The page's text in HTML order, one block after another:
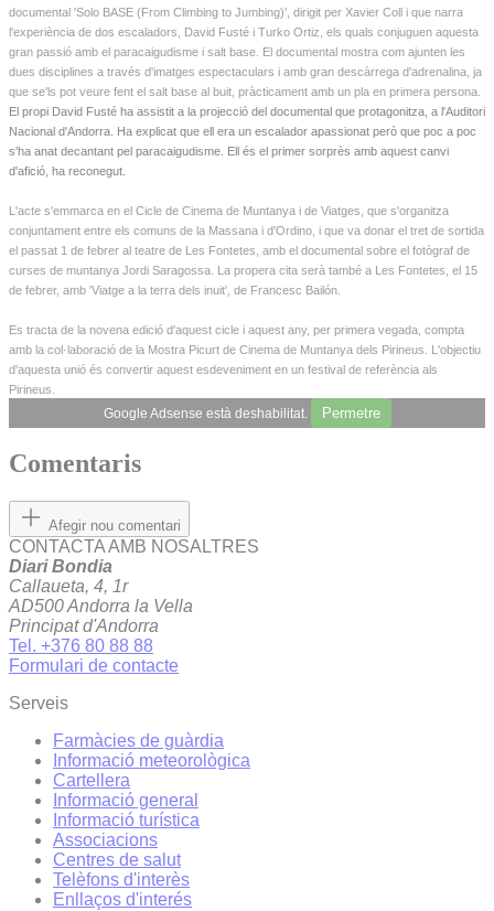
documental 'Solo BASE (From Climbing to Jumbing)', dirigit per Xavier Coll i que narra
l'experiència de dos escaladors, David Fusté i Turko Ortiz, els quals conjuguen aquesta
gran passió amb el paracaigudisme i salt base. El documental mostra com ajunten les
dues disciplines a través d'imatges espectaculars i amb gran descàrrega d'adrenalina, ja
que se'ls pot veure fent el salt base al buit, pràcticament amb un pla en primera persona.
El propi David Fusté ha assistit a la projecció del documental que protagonitza, a l'Auditori
Nacional d'Andorra. Ha explicat que ell era un escalador apassionat però que poc a poc
s'ha anat decantant pel paracaigudisme. Ell és el primer sorprès amb aquest canvi
d'afició, ha reconegut.
L'acte s'emmarca en el Cicle de Cinema de Muntanya i de Viatges, que s'organitza
conjuntament entre els comuns de la Massana i d'Ordino, i que va donar el tret de sortida
el passat 1 de febrer al teatre de Les Fontetes, amb el documental sobre el fotògraf de
curses de muntanya Jordi Saragossa. La propera cita serà també a Les Fontetes, el 15
de febrer, amb 'Viatge a la terra dels inuit', de Francesc Bailón.
Es tracta de la novena edició d'aquest cicle i aquest any, per primera vegada, compta
amb la col·laboració de la Mostra Picurt de Cinema de Muntanya dels Pirineus. L'objectiu
d'aquesta unió és convertir aquest esdeveniment en un festival de referència als
Pirineus.
Google Adsense està deshabilitat. Permetre
Comentaris
Afegir nou comentari
CONTACTA AMB NOSALTRES
Diari Bondia
Callaueta, 4, 1r
AD500 Andorra la Vella
Principat d'Andorra
Tel. +376 80 88 88
Formulari de contacte
Serveis
Farmàcies de guàrdia
Informació meteorològica
Cartellera
Informació general
Informació turística
Associacions
Centres de salut
Telèfons d'interès
Enllaços d'interés